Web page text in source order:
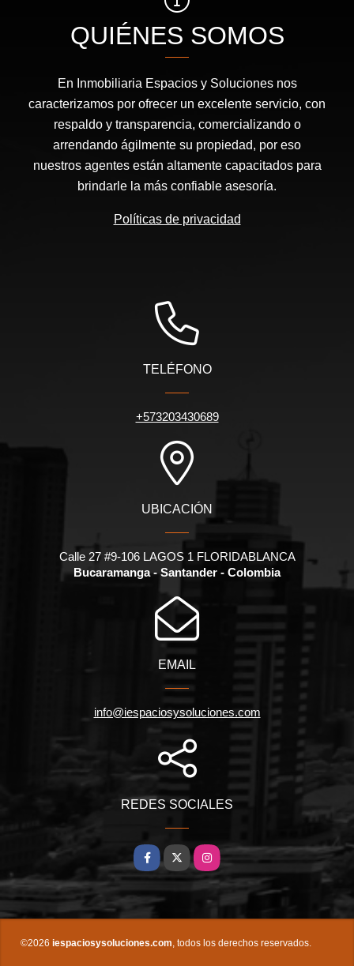
QUIÉNES SOMOS
En Inmobiliaria Espacios y Soluciones nos
caracterizamos por ofrecer un excelente servicio, con
respaldo y transparencia, comercializando o
arrendando ágilmente su propiedad, por eso
nuestros agentes están altamente capacitados para
brindarle la más confiable asesoría.
Políticas de privacidad
TELÉFONO
+573203430689
UBICACIÓN
Calle 27 #9-106 LAGOS 1 FLORIDABLANCA
Bucaramanga - Santander - Colombia
EMAIL
info@iespaciosysoluciones.com
REDES SOCIALES
Facebook
X Instagram
©2026 iespaciosysoluciones.com, todos los derechos reservados.